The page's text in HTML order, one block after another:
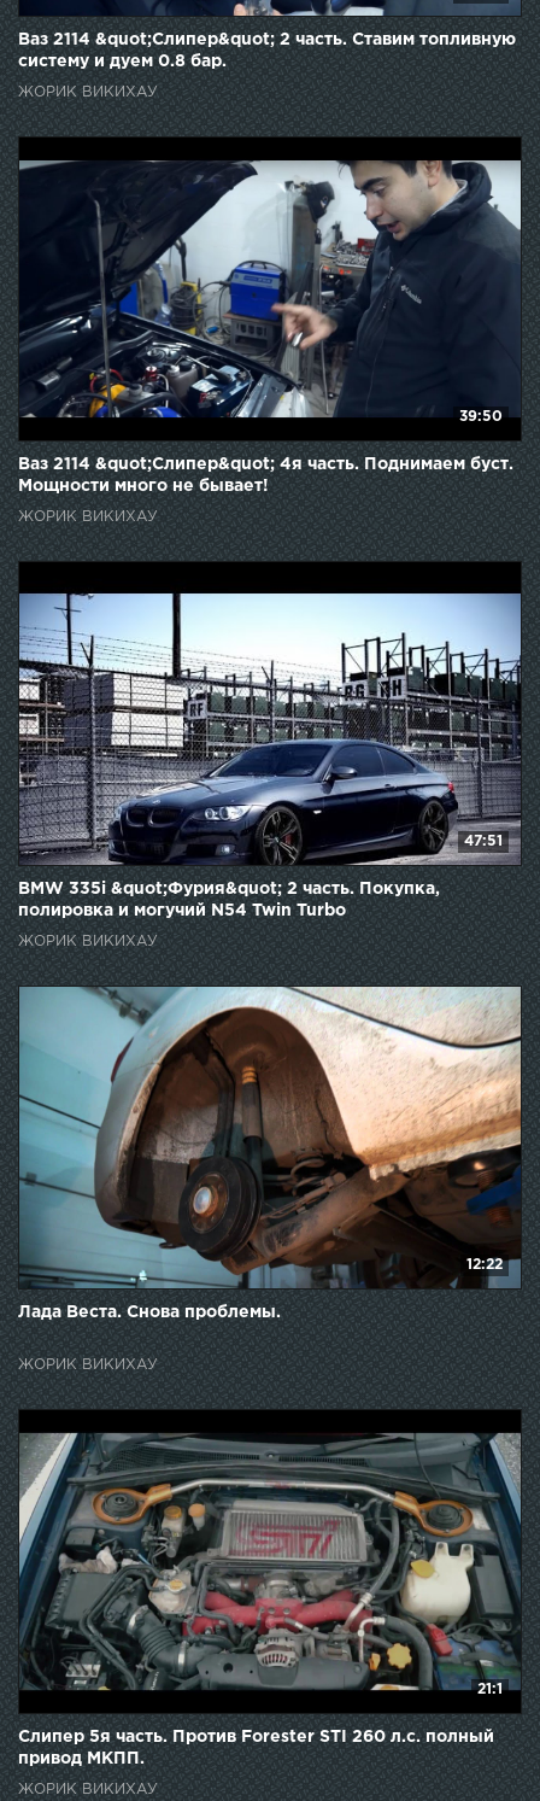
Ваз 2114 &quot;Слипер&quot; 2 часть. Ставим топливную
систему и дуем 0.8 бар.
ЖОРИК ВИКИХАУ
39:50
Ваз 2114 &quot;Слипер&quot; 4я часть. Поднимаем буст.
Мощности много не бывает!
ЖОРИК ВИКИХАУ
47:51
BMW 335i &quot;Фурия&quot; 2 часть. Покупка,
полировка и могучий N54 Twin Turbo
ЖОРИК ВИКИХАУ
12:22
Лада Веста. Снова проблемы.
ЖОРИК ВИКИХАУ
21:1
Слипер 5я часть. Против Forester STI 260 л.с. полный
привод МКПП.
ЖОРИК ВИКИХАУ